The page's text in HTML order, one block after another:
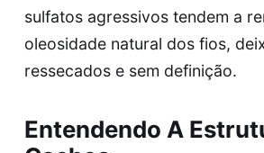
sulfatos agressivos tendem a
oleosidade natural dos fios,
ressecados e sem definição.
Entendendo A